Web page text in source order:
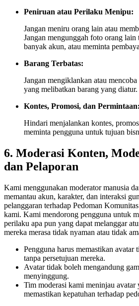
Peniruan atau Perilaku Menipu:
Jangan meniru orang lain atau
Jangan mengunggah foto orang lain
banyak akun, atau meminta
Barang Terbatas:
Jangan mengiklankan atau
yang melibatkan barang yang diatur.
Kontes, Promosi, dan Permintaan:
Hindari menjalankan kontes,
meminta pengguna untuk tujuan
6. Moderasi Konten,
dan Pelaporan
Kami menggunakan moderator manusia
memantau akun, karakter, dan interaksi
pelanggaran terhadap Pedoman
kami. Kami mendorong pengguna untuk
perilaku apa pun yang dapat melanggar
mereka merasa tidak nyaman atau tidak
Pengguna harus memastikan
tanpa persetujuan mereka.
Avatar tidak boleh mengandung
menyinggung.
Tim moderasi kami meninjau
memastikan kepatuhan terhadap